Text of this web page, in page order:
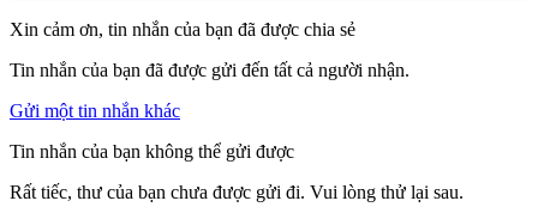
Xin cảm ơn, tin nhắn của bạn đã được chia sẻ
Tin nhắn của bạn đã được gửi đến tất cả người nhận.
Gửi một tin nhắn khác
Tin nhắn của bạn không thể gửi được
Rất tiếc, thư của bạn chưa được gửi đi. Vui lòng thử lại sau.